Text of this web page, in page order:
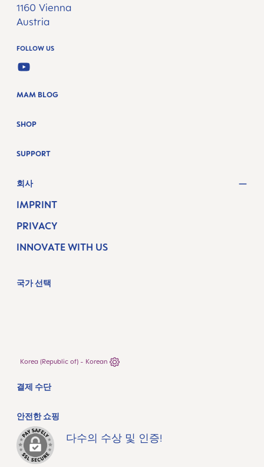
1160 Vienna
Austria
FOLLOW US
YOUTUBE
MAM BLOG
SHOP
SUPPORT
회사
IMPRINT
PRIVACY
INNOVATE WITH US
국가 선택
Korea (Republic of) - Korean
안전한 쇼핑
다수의 수상 및 인증!
결제 수단